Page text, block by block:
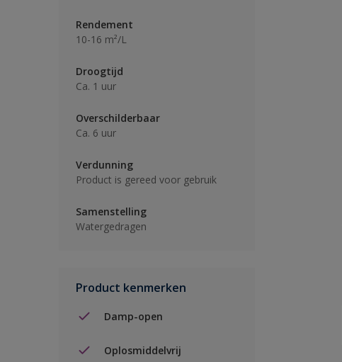
Rendement
10-16 m²/L
Droogtijd
Ca. 1 uur
Overschilderbaar
Ca. 6 uur
Verdunning
Product is gereed voor gebruik
Samenstelling
Watergedragen
Product kenmerken
Damp-open
Oplosmiddelvrij